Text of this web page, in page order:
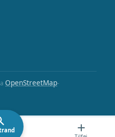
OpenStreetMap-